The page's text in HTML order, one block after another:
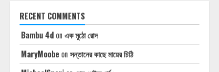
RECENT COMMENTS
Bambu 4d on এক মুঠো রোদ
MaryMoobe on সন্তানের কাছে মায়ের চিঠি